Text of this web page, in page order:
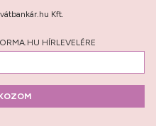
Kft.
HÍRLEVELÉRE